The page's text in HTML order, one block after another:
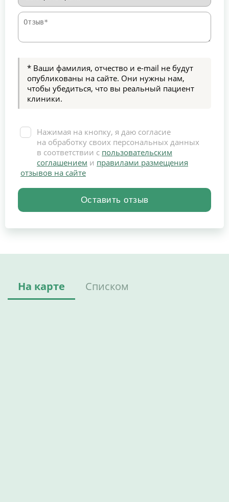
* Ваши фамилия, отчество и e-mail не будут
опубликованы на сайте. Они нужны нам,
чтобы убедиться, что вы реальный пациент
клиники.
Нажимая на кнопку, я даю согласие
на обработку своих персональных данных
в соответствии с пользовательским
соглашением и правилами размещения
отзывов на сайте
На карте Списком